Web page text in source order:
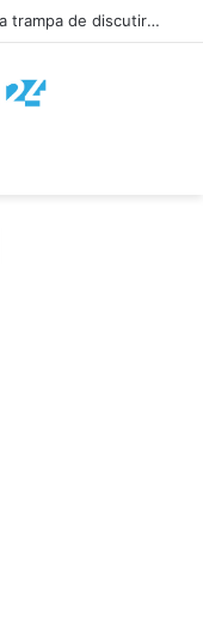
La INFLACIÓN de CABA se DISPARÓ al 2,9% en JULIO: 19,4% en 2026